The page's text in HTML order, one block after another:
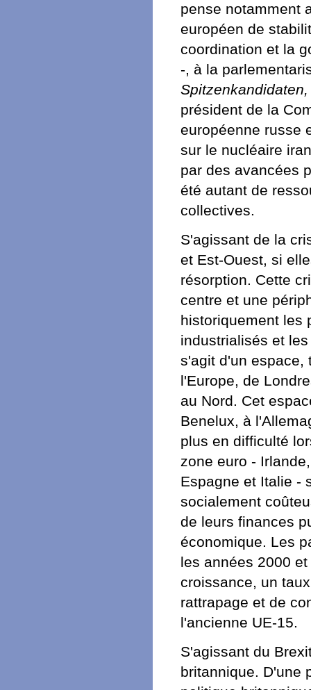
pense notamment
européen de
coordination et la
-, à la
Spitzenkandidaten,
président de la
européenne russe
sur le nucléaire
par des avancées
été autant de
collectives.
S'agissant de la
et Est-Ouest, si
résorption. Cette
centre et une
historiquement les
industrialisés et
s'agit d'un espace,
l'Europe, de
au Nord. Cet
Benelux, à
plus en difficulté
zone euro -
Espagne et Italie -
socialement
de leurs finances
économique. Les
les années 2000
croissance, un
rattrapage et de
l'ancienne UE-15.
S'agissant du
britannique. D'une